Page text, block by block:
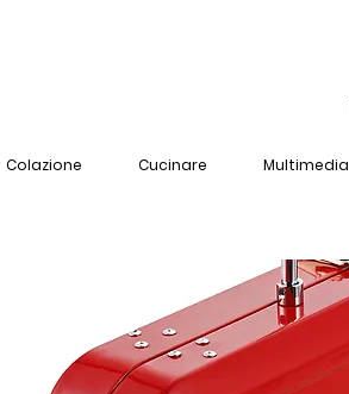
Colazione Cucinare Multimedia